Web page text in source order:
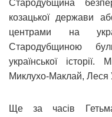
Стародубщина
козацької держави
центрами на
Стародубщиною
української
Миклухо-Маклай, Леся
Ще за часів